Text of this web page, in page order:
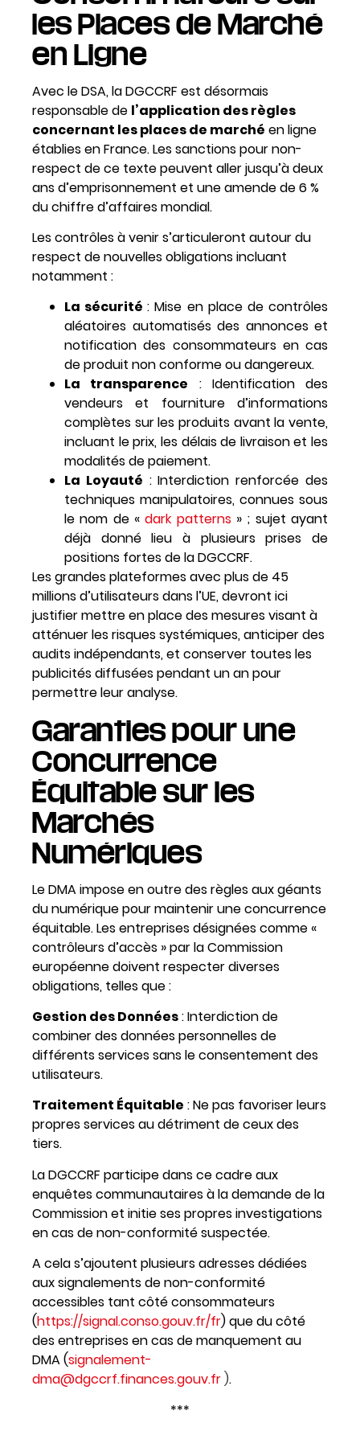
les Places de Marché
en Ligne
Avec le DSA, la DGCCRF est désormais
responsable de l’application des règles
concernant les places de marché en ligne
établies en France. Les sanctions pour non-
respect de ce texte peuvent aller jusqu’à deux
ans d’emprisonnement et une amende de 6 %
du chiffre d’affaires mondial.
Les contrôles à venir s’articuleront autour du
respect de nouvelles obligations incluant
notamment :
La sécurité: Mise en place de contrôles
aléatoires automatisés des annonces et
notification des consommateurs en cas
de produit non conforme ou dangereux.
La transparence : Identification des
vendeurs et fourniture d’informations
complètes sur les produits avant la vente,
incluant le prix, les délais de livraison et les
modalités de paiement.
La Loyauté : Interdiction renforcée des
techniques manipulatoires, connues sous
le nom de «dark patterns» ; sujet ayant
déjà donné lieu à plusieurs prises de
positions fortes de la DGCCRF.
Les grandes plateformes avec plus de 45
millions d’utilisateurs dans l’UE, devront ici
justifier mettre en place des mesures visant à
atténuer les risques systémiques, anticiper des
audits indépendants, et conserver toutes les
publicités diffusées pendant un an pour
permettre leur analyse.
Garanties pour une
Concurrence
Équitable sur les
Marchés
Numériques
Le DMA impose en outre des règles aux géants
du numérique pour maintenir une concurrence
équitable. Les entreprises désignées comme «
contrôleurs d’accès » par la Commission
européenne doivent respecter diverses
obligations, telles que :
Gestion des Données: Interdiction de
combiner des données personnelles de
différents services sans le consentement des
utilisateurs.
Traitement Équitable : Ne pas favoriser leurs
propres services au détriment de ceux des
tiers.
La DGCCRF participe dans ce cadre aux
enquêtes communautaires à la demande de la
Commission et initie ses propres investigations
en cas de non-conformité suspectée.
A cela s’ajoutent plusieurs adresses dédiées
aux signalements de non-conformité
accessibles tant côté consommateurs
(https://signal.conso.gouv.fr/fr) que du côté
des entreprises en cas de manquement au
DMA (signalement-
dma@dgccrf.finances.gouv.fr ).
***